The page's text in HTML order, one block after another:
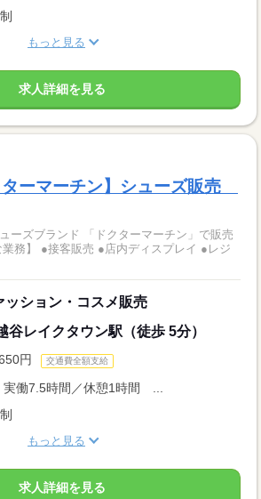
もっと見る
求人詳細を見る
ーマーチン】シューズ販売
ーズブランド 「ドクターマーチン」で販売
ッション・コスメ販売
谷レイクタウン駅（徒歩 5分）
円 交通費全額支給
働7.5時間／休憩1時間 ...
もっと見る
求人詳細を見る